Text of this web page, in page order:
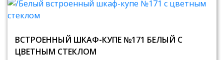
ВСТРОЕННЫЙ ШКАФ-КУПЕ №171 БЕЛЫЙ С
ЦВЕТНЫМ СТЕКЛОМ